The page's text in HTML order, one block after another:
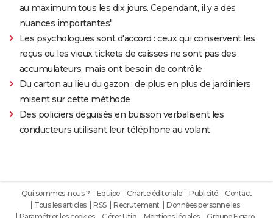
au maximum tous les dix jours. Cependant, il y a des
nuances importantes"
Les psychologues sont d'accord : ceux qui conservent les
reçus ou les vieux tickets de caisses ne sont pas des
accumulateurs, mais ont besoin de contrôle
Du carton au lieu du gazon : de plus en plus de jardiniers
misent sur cette méthode
Des policiers déguisés en buisson verbalisent les
conducteurs utilisant leur téléphone au volant
Qui sommes-nous ? Equipe Charte éditoriale Publicité
Contact
Tous les articles
RSS Recrutement
Données personnelles